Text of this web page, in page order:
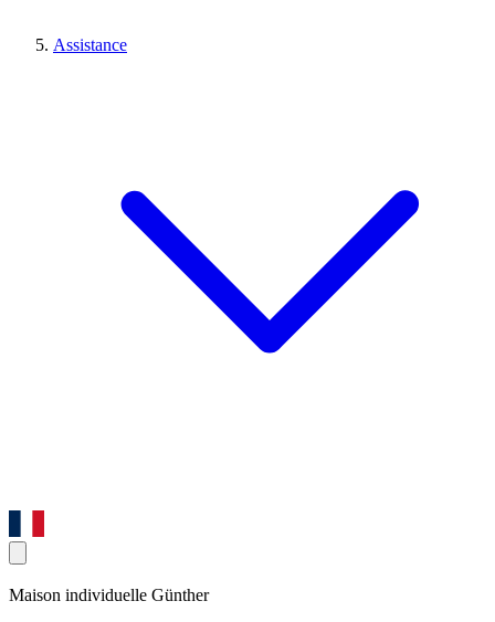
Assistance
Maison individuelle Günther